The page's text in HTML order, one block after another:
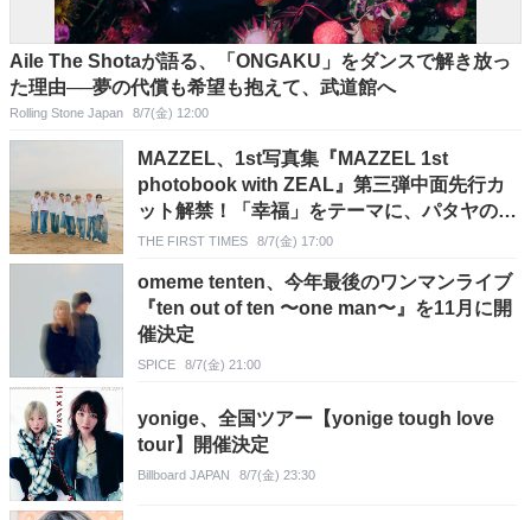
Aile The Shotaが語る、「ONGAKU」をダンスで解き放っ
た理由──夢の代償も希望も抱えて、武道館へ
Rolling Stone Japan 8/7(金) 12:00
MAZZEL、1st写真集『MAZZEL 1st
photobook with ZEAL』第三弾中面先行カ
ット解禁！「幸福」をテーマに、パタヤの海
にて撮影
THE FIRST TIMES 8/7(金) 17:00
omeme tenten、今年最後のワンマンライブ
『ten out of ten 〜one man〜』を11月に開
催決定
SPICE 8/7(金) 21:00
yonige、全国ツアー【yonige tough love
tour】開催決定
Billboard JAPAN 8/7(金) 23:30